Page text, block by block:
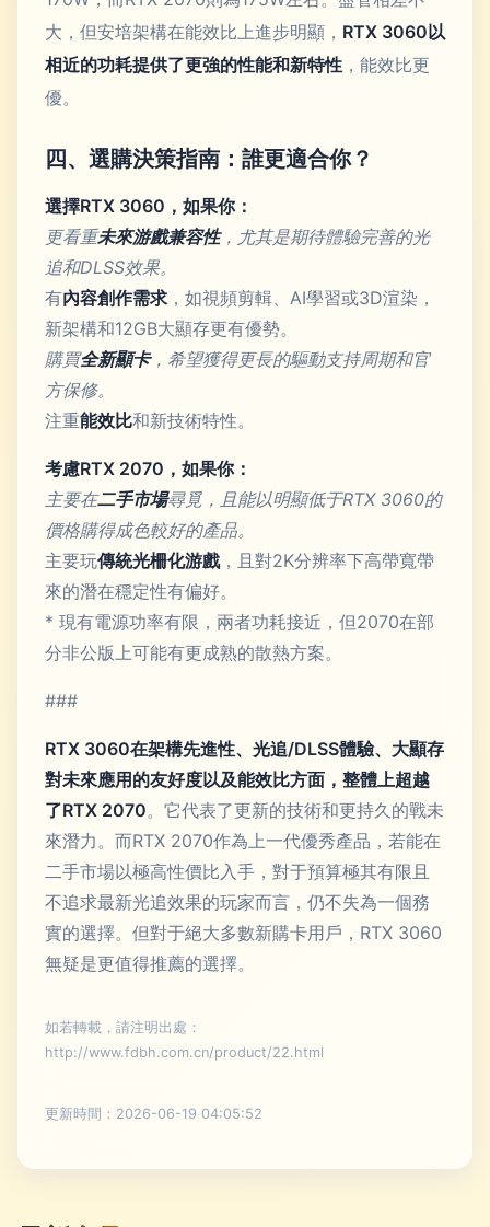
大，但安培架構在能效比上進步明顯， RTX 3060以
相近的功耗提供了更強的性能和新特性 ，能效比更
優。
四、選購決策指南：誰更適合你？
選擇RTX 3060，如果你：
更看重未來游戲兼容性，尤其是期待體驗完善的光
追和DLSS效果。
有內容創作需求 ，如視頻剪輯、AI學習或3D渲染，
新架構和12GB大顯存更有優勢。
購買全新顯卡，希望獲得更長的驅動支持周期和官
方保修。
注重能效比和新技術特性。
考慮RTX 2070，如果你：
主要在二手市場尋覓，且能以明顯低于RTX 3060的
價格購得成色較好的產品。
主要玩傳統光柵化游戲，且對2K分辨率下高帶寬帶
來的潛在穩定性有偏好。
* 現有電源功率有限，兩者功耗接近，但2070在部
分非公版上可能有更成熟的散熱方案。
###
RTX 3060在架構先進性、光追/DLSS體驗、大顯存
對未來應用的友好度以及能效比方面，整體上超越
了RTX 2070。它代表了更新的技術和更持久的戰未
來潛力。而RTX 2070作為上一代優秀產品，若能在
二手市場以極高性價比入手，對于預算極其有限且
不追求最新光追效果的玩家而言，仍不失為一個務
實的選擇。但對于絕大多數新購卡用戶，RTX 3060
無疑是更值得推薦的選擇。
如若轉載，請注明出處：
http://www.fdbh.com.cn/product/22.html
更新時間：2026-06-19 04:05:52